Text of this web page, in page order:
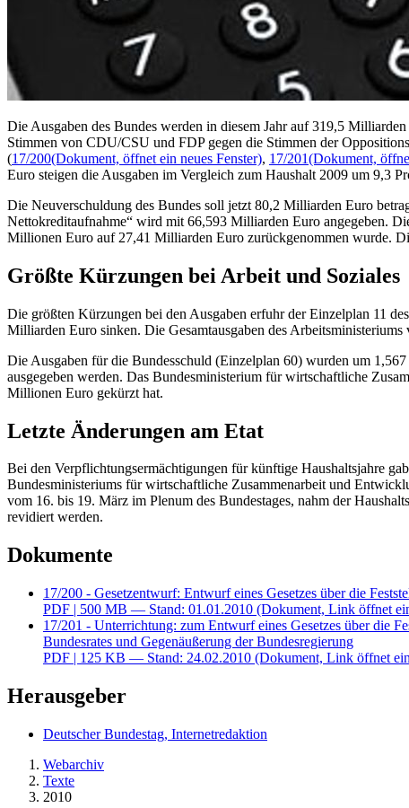
Die Ausgaben des Bundes werden in diesem Jahr auf 319,5
Stimmen von CDU/CSU und FDP gegen die Stimmen der
(17/200(Dokument, öffnet ein neues Fenster), 17/201(Dokument,
Euro steigen die Ausgaben im Vergleich zum Haushalt 2009 um 9,3
Die Neuverschuldung des Bundes soll jetzt 80,2 Milliarden Euro
Nettokreditaufnahme“ wird mit 66,593 Milliarden Euro angegeben.
Millionen Euro auf 27,41 Milliarden Euro zurückgenommen wurde.
Größte Kürzungen bei Arbeit und Soziales
Die größten Kürzungen bei den Ausgaben erfuhr der Einzelplan 11
Milliarden Euro sinken. Die Gesamtausgaben des
Die Ausgaben für die Bundesschuld (Einzelplan 60) wurden um
ausgegeben werden. Das Bundesministerium für wirtschaftliche
Millionen Euro gekürzt hat.
Letzte Änderungen am Etat
Bei den Verpflichtungsermächtigungen für künftige Haushaltsjahre
Bundesministeriums für wirtschaftliche Zusammenarbeit und
vom 16. bis 19. März im Plenum des Bundestages, nahm der
revidiert werden.
Dokumente
17/200 - Gesetzentwurf: Entwurf eines Gesetzes über die
PDF | 500 MB — Stand: 01.01.2010 (Dokument, Link öffnet
17/201 - Unterrichtung: zum Entwurf eines Gesetzes über die
Bundesrates und Gegenäußerung der Bundesregierung
PDF | 125 KB — Stand: 24.02.2010 (Dokument, Link öffnet
Herausgeber
Deutscher Bundestag, Internetredaktion
Webarchiv
Texte
2010